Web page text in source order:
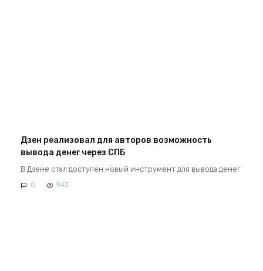
Дзен реализовал для авторов возможность
вывода денег через СПБ
В Дзене стал доступен новый инструмент для вывода денег
0 943